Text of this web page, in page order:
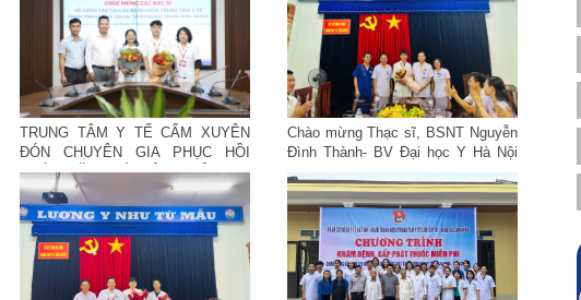
TRUNG TÂM Y TẾ CẨM XUYÊN
ĐÓN CHUYÊN GIA PHỤC HỒI
CHỨC NĂNG TỪ BỆNH VIỆN ĐẠI
HỌC Y HÀ NỘI
Chào mừng Thạc sĩ, BSNT Nguyễn
Đình Thành- BV Đại học Y Hà Nội
về làm việc tại TTYT Cẩm Xuyên